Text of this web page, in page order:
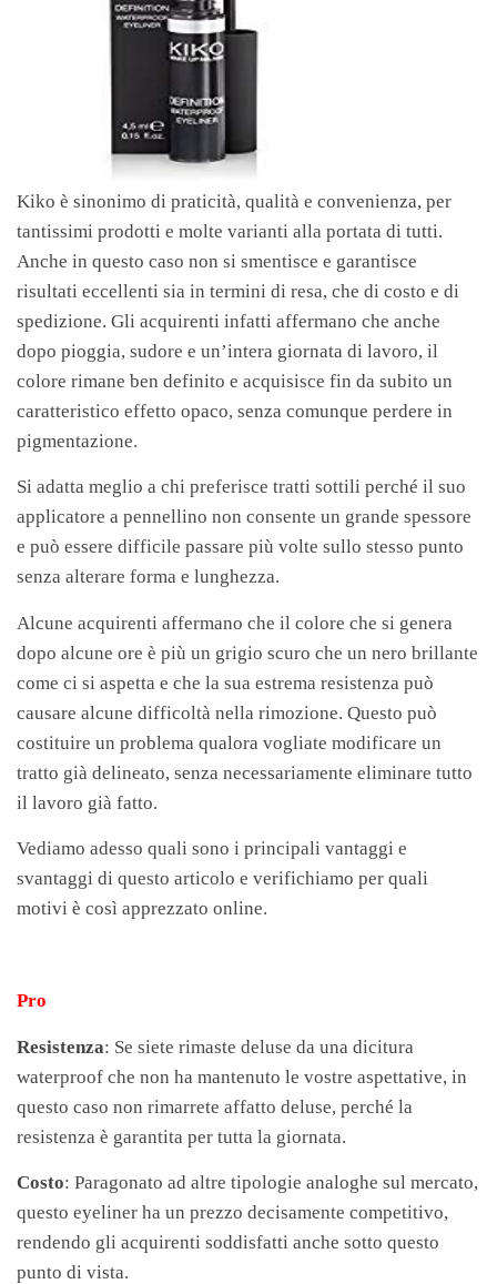
Kiko è sinonimo di praticità, qualità e convenienza, per
tantissimi prodotti e molte varianti alla portata di tutti.
Anche in questo caso non si smentisce e garantisce
risultati eccellenti sia in termini di resa, che di costo e di
spedizione. Gli acquirenti infatti affermano che anche
dopo pioggia, sudore e un’intera giornata di lavoro, il
colore rimane ben definito e acquisisce fin da subito un
caratteristico effetto opaco, senza comunque perdere in
pigmentazione.
Si adatta meglio a chi preferisce tratti sottili perché il suo
applicatore a pennellino non consente un grande spessore
e può essere difficile passare più volte sullo stesso punto
senza alterare forma e lunghezza.
Alcune acquirenti affermano che il colore che si genera
dopo alcune ore è più un grigio scuro che un nero brillante
come ci si aspetta e che la sua estrema resistenza può
causare alcune difficoltà nella rimozione. Questo può
costituire un problema qualora vogliate modificare un
tratto già delineato, senza necessariamente eliminare tutto
il lavoro già fatto.
Vediamo adesso quali sono i principali vantaggi e
svantaggi di questo articolo e verifichiamo per quali
motivi è così apprezzato online.
Pro
Resistenza: Se siete rimaste deluse da una dicitura
waterproof che non ha mantenuto le vostre aspettative, in
questo caso non rimarrete affatto deluse, perché la
resistenza è garantita per tutta la giornata.
Costo: Paragonato ad altre tipologie analoghe sul mercato,
questo eyeliner ha un prezzo decisamente competitivo,
rendendo gli acquirenti soddisfatti anche sotto questo
punto di vista.